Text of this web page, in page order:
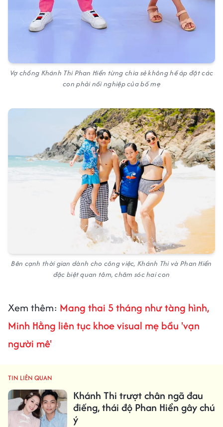
Vợ chồng Khánh Thi Phan Hiển từng chia sẻ không hề áp đặt các
con phải nối nghiệp của bố mẹ
Bên cạnh thời gian dành cho công việc, Khánh Thi và Phan Hiển
đặc biệt quan tâm, chăm sóc hai con
Xem thêm: Mang thai 5 tháng như tàng hình,
Minh Hằng liên tục khoe visual mẹ bầu 'vạn
người mê'
TIN LIÊN QUAN
Khánh Thi trượt chân ngã đau
điếng, thái độ Phan Hiển gây chú
ý